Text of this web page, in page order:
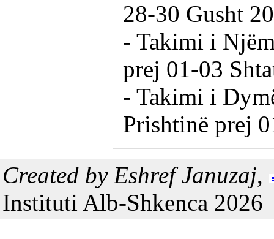
28-30 Gusht
- Takimi i
prej 01-03
- Takimi i
Prishtinë prej
Created by Eshref Januzaj,
Instituti Alb-Shkenca 2026